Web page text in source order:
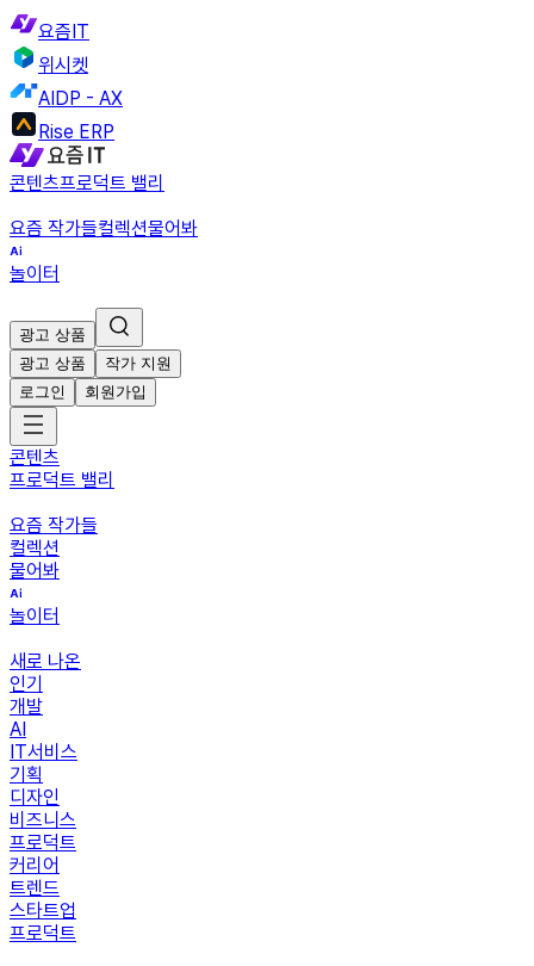
요즘IT
위시켓
AIDP - AX
Rise ERP
콘텐츠프로덕트 밸리
요즘 작가들컬렉션물어봐
놀이터
광고 상품
광고 상품
작가 지원
로그인
회원가입
콘텐츠
프로덕트 밸리
요즘 작가들
컬렉션
물어봐
놀이터
새로 나온
인기
개발
AI
IT서비스
기획
디자인
비즈니스
프로덕트
커리어
트렌드
스타트업
프로덕트